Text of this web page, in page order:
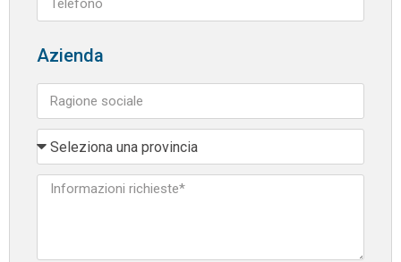
Azienda